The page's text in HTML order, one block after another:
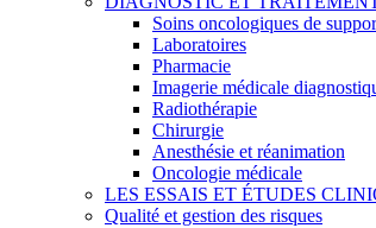
Soins oncologiques de
Laboratoires
Pharmacie
Imagerie médicale
Radiothérapie
Chirurgie
Anesthésie et réanimation
Oncologie médicale
LES ESSAIS ET ÉTUDES
Qualité et gestion des risques